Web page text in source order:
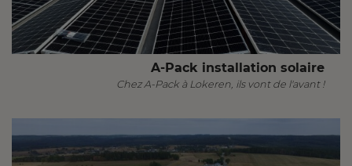
A-Pack installation solaire
Chez A-Pack à Lokeren, ils vont de l'avant !